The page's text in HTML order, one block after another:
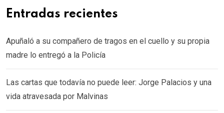
Entradas recientes
Apuñaló a su compañero de tragos en el cuello y su propia
madre lo entregó a la Policía
Las cartas que todavía no puede leer: Jorge Palacios y una
vida atravesada por Malvinas